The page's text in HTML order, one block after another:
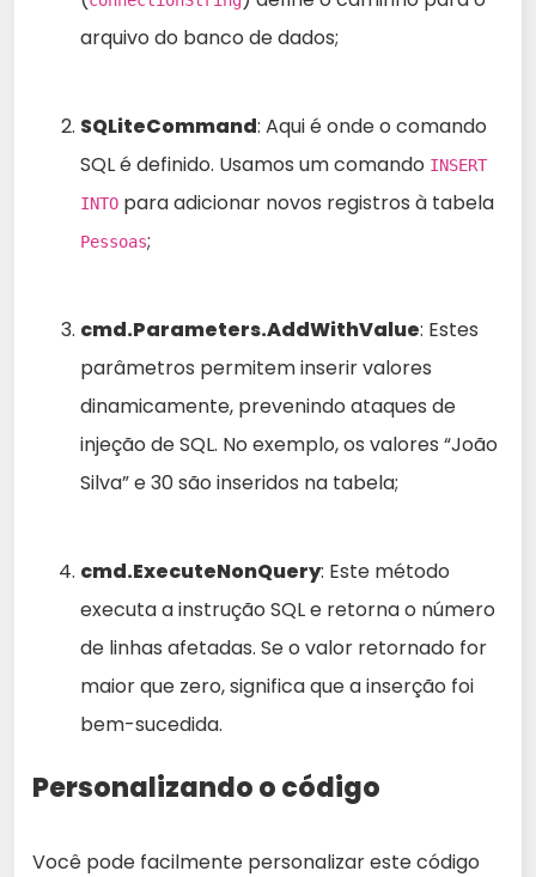
arquivo do banco de dados;
SQLiteCommand: Aqui é onde o comando
SQL é definido. Usamos um comando INSERT
INTO para adicionar novos registros à tabela
Pessoas;
cmd.Parameters.AddWithValue: Estes
parâmetros permitem inserir valores
dinamicamente, prevenindo ataques de
injeção de SQL. No exemplo, os valores “João
Silva” e 30 são inseridos na tabela;
cmd.ExecuteNonQuery: Este método
executa a instrução SQL e retorna o número
de linhas afetadas. Se o valor retornado for
maior que zero, significa que a inserção foi
bem-sucedida.
Personalizando o código
Você pode facilmente personalizar este código